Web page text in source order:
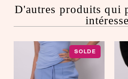
D'autres produits qui
SOLDE